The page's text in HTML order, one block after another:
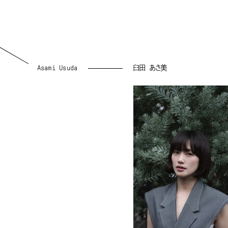
Asami Usuda 臼田 あさ美